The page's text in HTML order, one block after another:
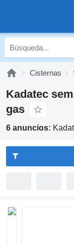
Cisternas
Kadatec
gas
6 anuncios: